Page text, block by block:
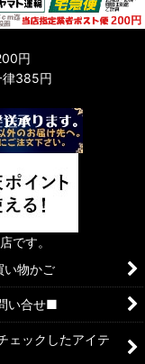
円
律385円
です。
い物かご
い合せ■
ェックしたアイテ